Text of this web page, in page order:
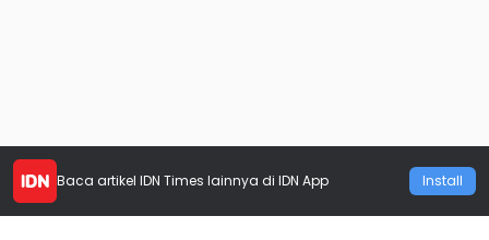
Baca artikel IDN Times lainnya di IDN App Install